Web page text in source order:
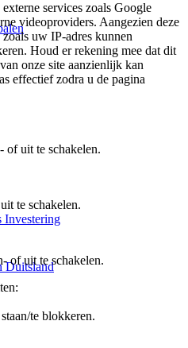
Investering
Duitsland
services zoals Google
videoproviders. Aangezien deze
uw IP-adres kunnen
Houd er rekening mee dat dit
onze site aanzienlijk kan
effectief zodra u de pagina
uit te schakelen.
te schakelen.
of uit te schakelen.
te blokkeren.